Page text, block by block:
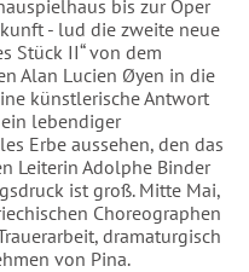
bis zur Oper
- lud die zweite neue
Stück II“ von dem
Alan Lucien Øyen in die
künstlerische Antwort
lebendiger
Erbe aussehen, den das
Leiterin Adolphe Binder
ist groß. Mitte Mai,
Choreographen
dramaturgisch
von Pina.